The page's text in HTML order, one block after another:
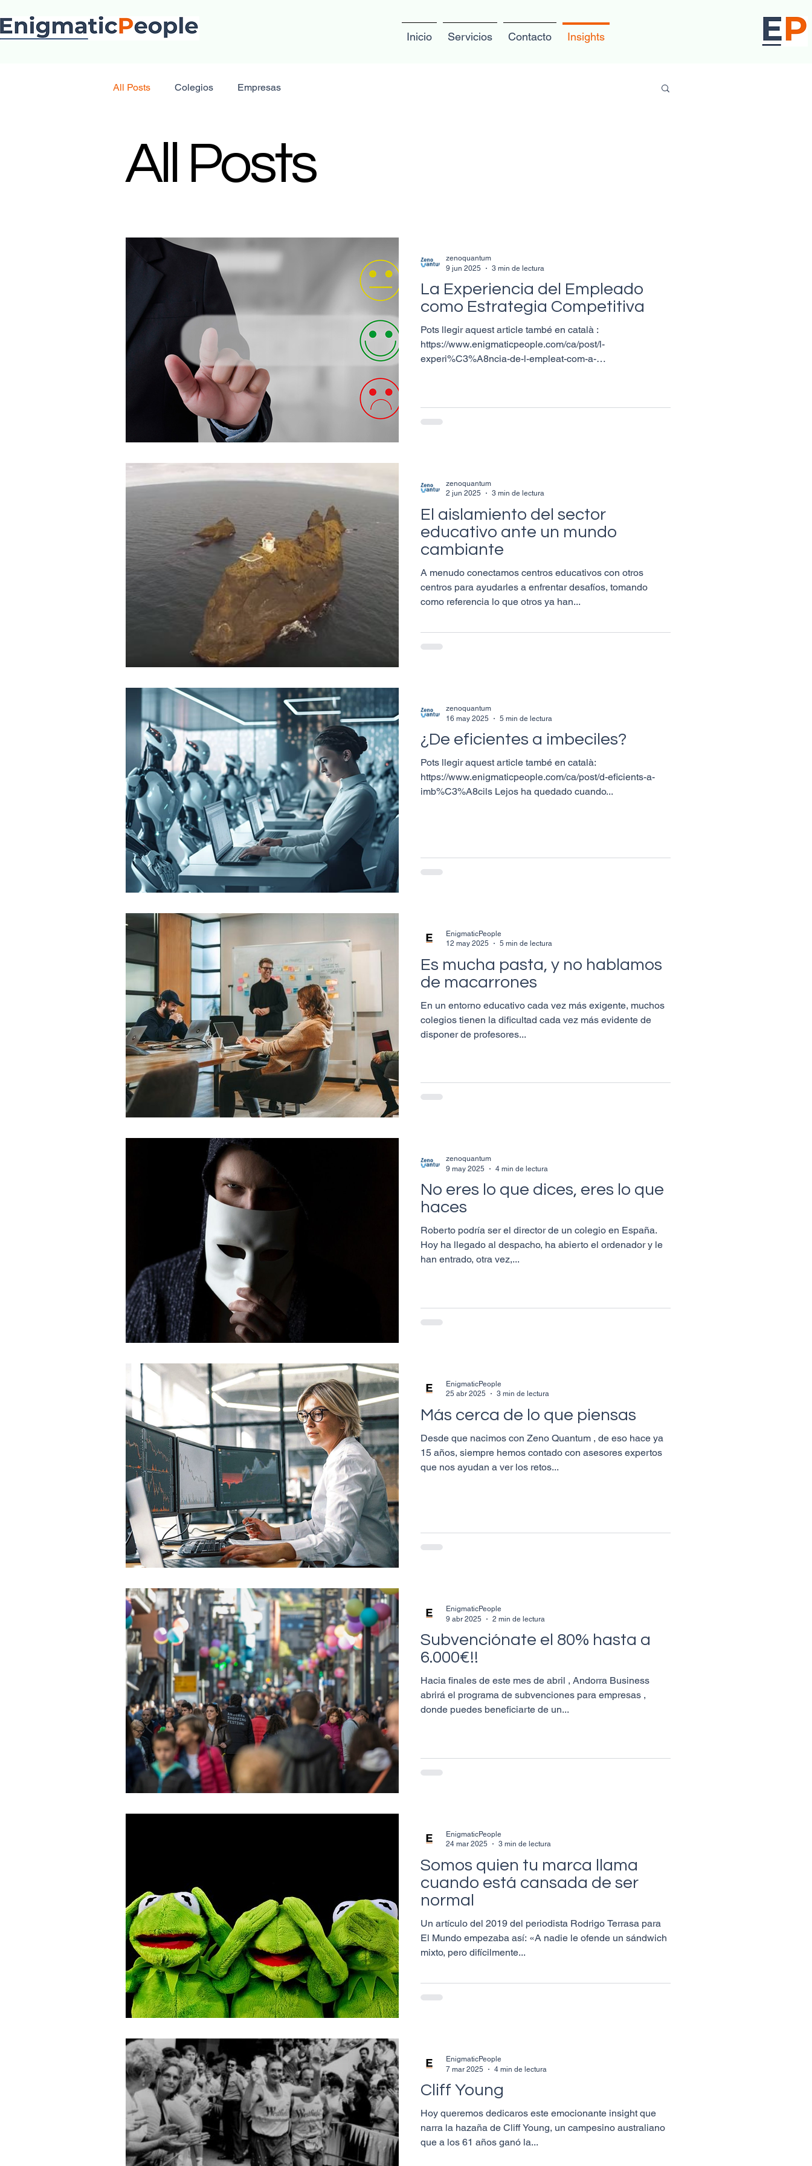
Inicio Servicios Contacto Insights
All Posts Colegios Empresas
All Posts
La Experiencia del Empleado
como Estrategia Competitiva
Pots llegir aquest article també en català :
https://www.enigmaticpeople.com/ca/post/l-
experi%C3%A8ncia-de-l-empleat-com-a-
zenoquantum
9 jun 2025
3 min de lectura
El aislamiento del sector
educativo ante un mundo
cambiante
A menudo conectamos centros educativos con otros
centros para ayudarles a enfrentar desafíos, tomando
como referencia lo que otros ya han...
zenoquantum
2 jun 2025
3 min de lectura
¿De eficientes a imbeciles?
Pots llegir aquest article també en català:
https://www.enigmaticpeople.com/ca/post/d-eficients-a-
imb%C3%A8cils Lejos ha quedado cuando...
zenoquantum
16 may 2025
5 min de lectura
Es mucha pasta, y no hablamos
de macarrones
En un entorno educativo cada vez más exigente, muchos
colegios tienen la dificultad cada vez más evidente de
disponer de profesores...
EnigmaticPeople
12 may 2025
5 min de lectura
No eres lo que dices, eres lo que
haces
Roberto podría ser el director de un colegio en España.
Hoy ha llegado al despacho, ha abierto el ordenador y le
han entrado, otra vez,...
zenoquantum
9 may 2025
4 min de lectura
Más cerca de lo que piensas
Desde que nacimos con Zeno Quantum , de eso hace ya
15 años, siempre hemos contado con asesores expertos
que nos ayudan a ver los retos...
EnigmaticPeople
25 abr 2025
3 min de lectura
Subvenciónate el 80% hasta a
6.000€!!
Hacia finales de este mes de abril , Andorra Business
abrirá el programa de subvenciones para empresas ,
donde puedes beneficiarte de un...
EnigmaticPeople
9 abr 2025
2 min de lectura
Somos quien tu marca llama
cuando está cansada de ser
normal
Un artículo del 2019 del periodista Rodrigo Terrasa para
El Mundo empezaba así: «A nadie le ofende un sándwich
mixto, pero difícilmente...
EnigmaticPeople
24 mar 2025
3 min de lectura
Cliff Young
Hoy queremos dedicaros este emocionante insight que
narra la hazaña de Cliff Young, un campesino australiano
que a los 61 años ganó la...
EnigmaticPeople
7 mar 2025
4 min de lectura